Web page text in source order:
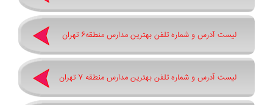
لیست آدرس و شماره تلفن بهترین مدارس منطقه6 تهران
لیست آدرس و شماره تلفن بهترین مدارس منطقه 7 تهران